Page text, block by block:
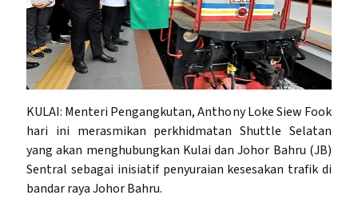
KULAI: Menteri Pengangkutan, Anthony Loke Siew Fook
hari ini merasmikan perkhidmatan Shuttle Selatan
yang akan menghubungkan Kulai dan Johor Bahru (JB)
Sentral sebagai inisiatif penyuraian kesesakan trafik di
bandar raya Johor Bahru.